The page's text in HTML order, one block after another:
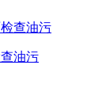
油污